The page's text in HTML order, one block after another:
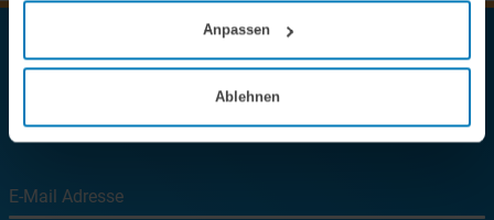
Anpassen
Ablehnen
Zum Newsletter anmelden
In unserem regelmäßigen Newsletter informieren wir Sie über
unsere aktuellen Themen, Analysen und Forschungsarbeiten.
E-Mail Adresse